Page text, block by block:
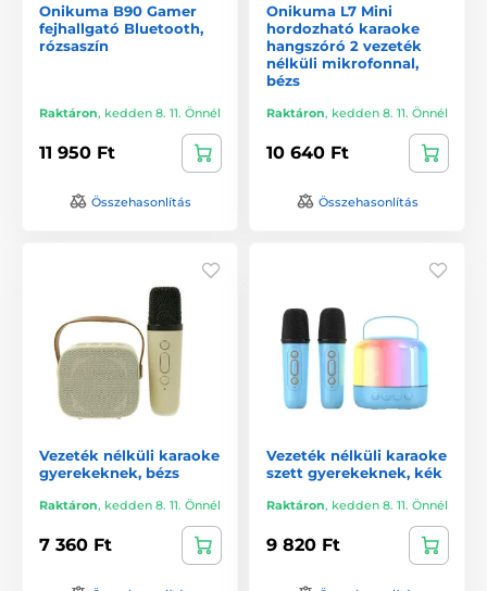
Onikuma B90 Gamer
fejhallgató Bluetooth,
rózsaszín
Raktáron, kedden 8. 11. Önnél
11 950 Ft
Összehasonlítás
Onikuma L7 Mini
hordozható karaoke
hangszóró 2 vezeték
nélküli mikrofonnal,
bézs
Raktáron, kedden 8. 11. Önnél
10 640 Ft
Összehasonlítás
Vezeték nélküli karaoke
gyerekeknek, bézs
Raktáron, kedden 8. 11. Önnél
7 360 Ft
Vezeték nélküli karaoke
szett gyerekeknek, kék
Raktáron, kedden 8. 11. Önnél
9 820 Ft